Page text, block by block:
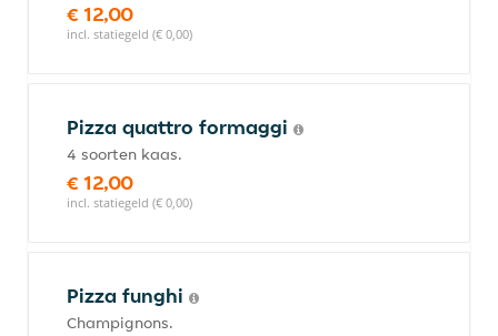
€ 12,00
incl. statiegeld (€ 0,00)
Pizza quattro formaggi
4 soorten kaas.
€ 12,00
incl. statiegeld (€ 0,00)
Pizza funghi
Champignons.